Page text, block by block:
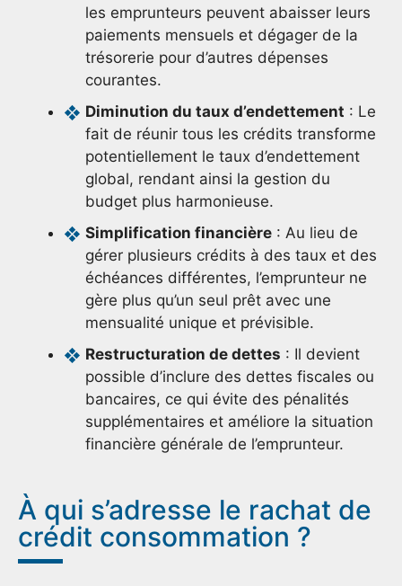
les emprunteurs peuvent abaisser leurs
paiements mensuels et dégager de la
trésorerie pour d’autres dépenses
courantes.
Diminution du taux d’endettement : Le
fait de réunir tous les crédits transforme
potentiellement le taux d’endettement
global, rendant ainsi la gestion du
budget plus harmonieuse.
Simplification financière : Au lieu de
gérer plusieurs crédits à des taux et des
échéances différentes, l’emprunteur ne
gère plus qu’un seul prêt avec une
mensualité unique et prévisible.
Restructuration de dettes : Il devient
possible d’inclure des dettes fiscales ou
bancaires, ce qui évite des pénalités
supplémentaires et améliore la situation
financière générale de l’emprunteur.
À qui s’adresse le rachat de
crédit consommation ?